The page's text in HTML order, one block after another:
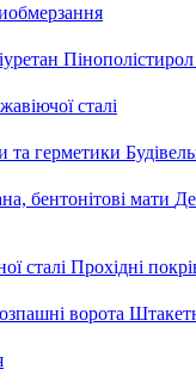
Пінополістирол
сталі
та герметики
бентонітові мати
сталі Прохідні
ворота